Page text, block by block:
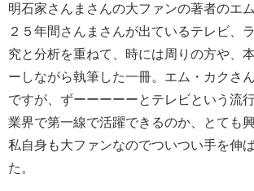
明石家さんまさんの大ファンの著者のエ
２５年間さんまさんが出ているテレビ、
究と分析を重ねて、時には周りの方や、
ーしながら執筆した一冊。エム・カクさ
ですが、ずーーーーーとテレビという流
業界で第一線で活躍できるのか、とても
私自身も大ファンなのでついつい手を伸
た。